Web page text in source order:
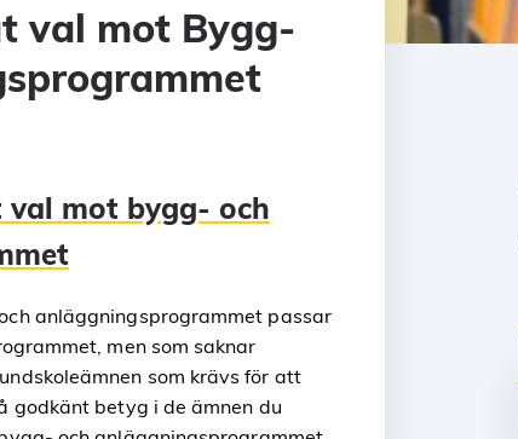
val mot Bygg-
mot bygg- och
anläggningsprogrammet passar
men som saknar
som krävs för att
godkänt betyg i de ämnen du